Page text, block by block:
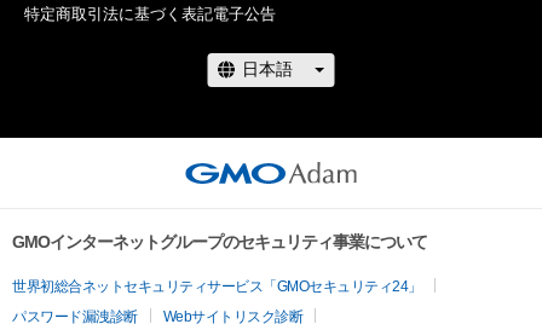
特定商取引法に基づく表記電子公告
GMOインターネットグループのセキュリティ事業について
世界初総合ネットセキュリティサービス「GMOセキュリティ24」
パスワード漏洩診断
Webサイトリスク診断